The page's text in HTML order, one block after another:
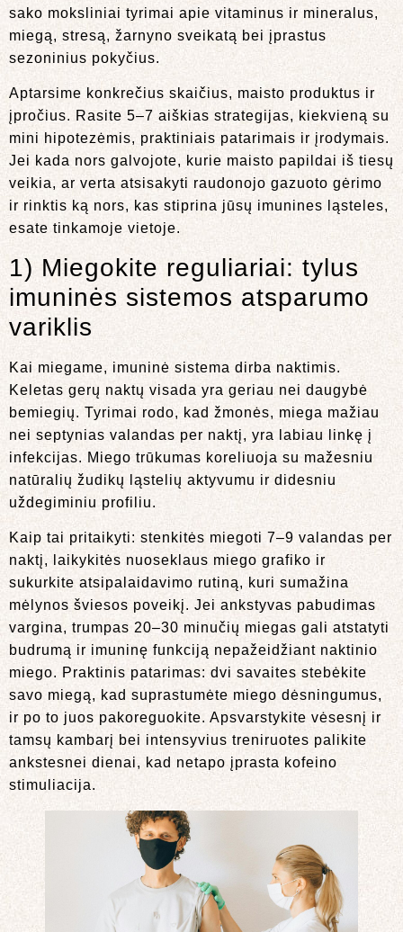
sako moksliniai tyrimai apie vitaminus ir mineralus,
miegą, stresą, žarnyno sveikatą bei įprastus
sezoninius pokyčius.
Aptarsime konkrečius skaičius, maisto produktus ir
įpročius. Rasite 5–7 aiškias strategijas, kiekvieną su
mini hipotezėmis, praktiniais patarimais ir įrodymais.
Jei kada nors galvojote, kurie maisto papildai iš tiesų
veikia, ar verta atsisakyti raudonojo gazuoto gėrimo
ir rinktis ką nors, kas stiprina jūsų imunines ląsteles,
esate tinkamoje vietoje.
1) Miegokite reguliariai: tylus
imuninės sistemos atsparumo
variklis
Kai miegame, imuninė sistema dirba naktimis.
Keletas gerų naktų visada yra geriau nei daugybė
bemiegių. Tyrimai rodo, kad žmonės, miega mažiau
nei septynias valandas per naktį, yra labiau linkę į
infekcijas. Miego trūkumas koreliuoja su mažesniu
natūralių žudikų ląstelių aktyvumu ir didesniu
uždegiminiu profiliu.
Kaip tai pritaikyti: stenkitės miegoti 7–9 valandas per
naktį, laikykitės nuoseklaus miego grafiko ir
sukurkite atsipalaidavimo rutiną, kuri sumažina
mėlynos šviesos poveikį. Jei ankstyvas pabudimas
vargina, trumpas 20–30 minučių miegas gali atstatyti
budrumą ir imuninę funkciją nepažeidžiant naktinio
miego. Praktinis patarimas: dvi savaites stebėkite
savo miegą, kad suprastumėte miego dėsningumus,
ir po to juos pakoreguokite. Apsvarstykite vėsesnį ir
tamsų kambarį bei intensyvius treniruotes palikite
ankstesnei dienai, kad netapo įprasta kofeino
stimuliacija.